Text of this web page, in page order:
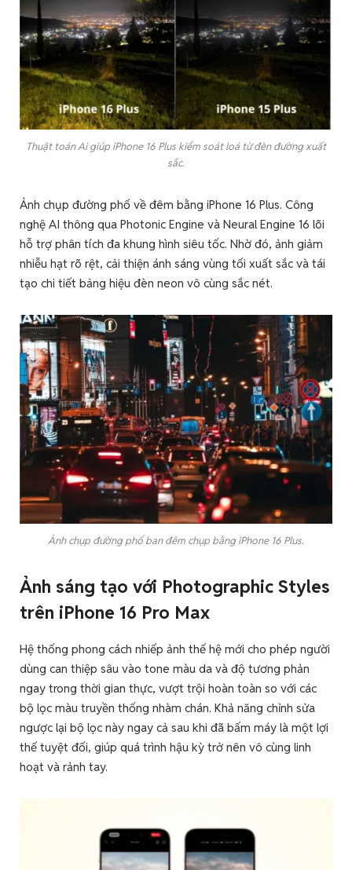
Thuật toán Ai giúp iPhone 16 Plus kiểm soát loá từ đèn đường xuất
sắc.
Ảnh chụp đường phố về đêm bằng iPhone 16 Plus. Công
nghệ AI thông qua Photonic Engine và Neural Engine 16 lõi
hỗ trợ phân tích đa khung hình siêu tốc. Nhờ đó, ảnh giảm
nhiễu hạt rõ rệt, cải thiện ánh sáng vùng tối xuất sắc và tái
tạo chi tiết bảng hiệu đèn neon vô cùng sắc nét.
Ảnh chụp đường phố ban đêm chụp bằng iPhone 16 Plus.
Ảnh sáng tạo với Photographic Styles
trên iPhone 16 Pro Max
Hệ thống phong cách nhiếp ảnh thế hệ mới cho phép người
dùng can thiệp sâu vào tone màu da và độ tương phản
ngay trong thời gian thực, vượt trội hoàn toàn so với các
bộ lọc màu truyền thống nhàm chán. Khả năng chỉnh sửa
ngược lại bộ lọc này ngay cả sau khi đã bấm máy là một lợi
thế tuyệt đối, giúp quá trình hậu kỳ trở nên vô cùng linh
hoạt và rảnh tay.